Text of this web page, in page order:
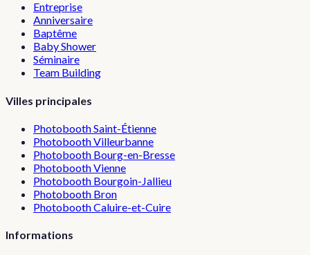
Entreprise
Anniversaire
Baptême
Baby Shower
Séminaire
Team Building
Villes principales
PhotoboothSaint-Étienne
PhotoboothVilleurbanne
Photobooth Bourg-en-Bresse
PhotoboothVienne
Photobooth Bourgoin-Jallieu
Photobooth Bron
PhotoboothCaluire-et-Cuire
Informations